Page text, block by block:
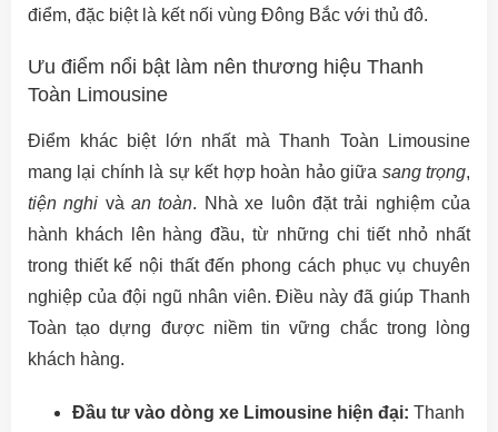
điểm, đặc biệt là kết nối vùng Đông Bắc với thủ đô.
Ưu điểm nổi bật làm nên thương hiệu Thanh
Toàn Limousine
Điểm khác biệt lớn nhất mà Thanh Toàn Limousine
mang lại chính là sự kết hợp hoàn hảo giữa sang trọng,
tiện nghi vàan toàn. Nhà xe luôn đặt trải nghiệm của
hành khách lên hàng đầu, từ những chi tiết nhỏ nhất
trong thiết kế nội thất đến phong cách phục vụ chuyên
nghiệp của đội ngũ nhân viên. Điều này đã giúp Thanh
Toàn tạo dựng được niềm tin vững chắc trong lòng
khách hàng.
Đầu tư vào dòng xe Limousine hiện đại: Thanh